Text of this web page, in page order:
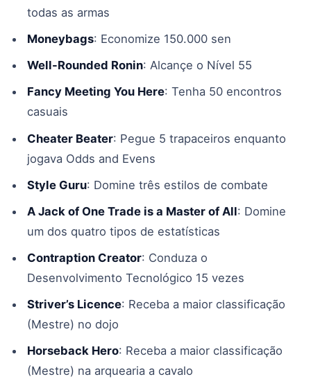
todas as armas
Moneybags: Economize 150.000 sen
Well-Rounded Ronin: Alcançe o Nível 55
Fancy Meeting You Here: Tenha 50 encontros
casuais
Cheater Beater: Pegue 5 trapaceiros enquanto
jogava Odds and Evens
Style Guru: Domine três estilos de combate
A Jack of One Trade is a Master of All: Domine
um dos quatro tipos de estatísticas
Contraption Creator: Conduza o
Desenvolvimento Tecnológico 15 vezes
Striver’s Licence: Receba a maior classificação
(Mestre) no dojo
Horseback Hero: Receba a maior classificação
(Mestre) na arquearia a cavalo